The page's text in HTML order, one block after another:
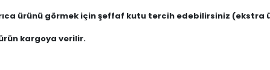
ürünü görmek için şeffaf kutu tercih edebilirsiniz (ekstra
kargoya verilir.